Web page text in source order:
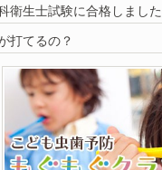
衛生士試験に合格しました
打てるの？